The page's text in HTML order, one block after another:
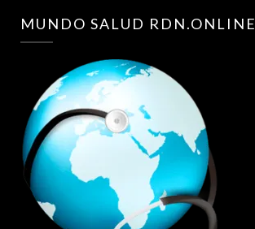
MUNDO SALUD RDN.ONLINE